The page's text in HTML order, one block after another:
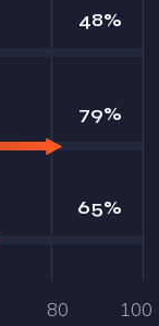
80 100
48%
79%
65%